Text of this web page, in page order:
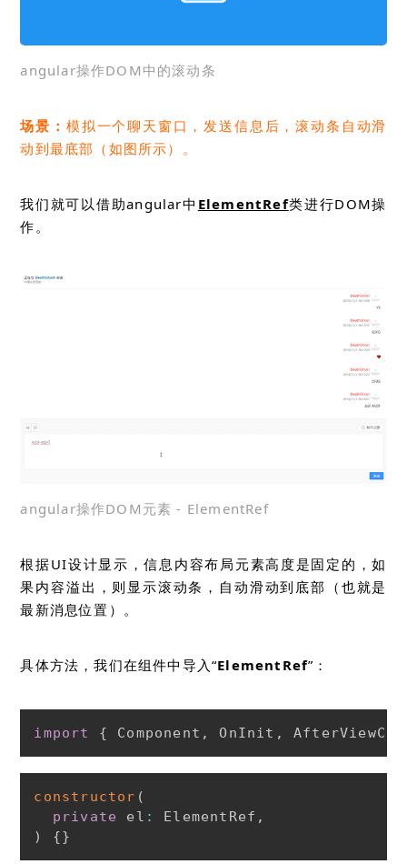
angular操作DOM中的滚动条
场景： 模拟一个聊天窗口，发送信息后，滚动条自动滑
动到最底部（ 如图所示）。
我们就可以借助angular中 ElementRef类进行DOM操
作。
angular操作DOM元素 - ElementRef
根据UI设计显示，信息内容布局元素高度是固定的，如
果内容溢出，则显示滚动条，自动滑动到底部（也就是
最新消息位置）。
具体方法，我们在组件中导入“ElementRef”：
import { Component , OnInit ,
constructor (
private
el : ElementRef ,
)
{}